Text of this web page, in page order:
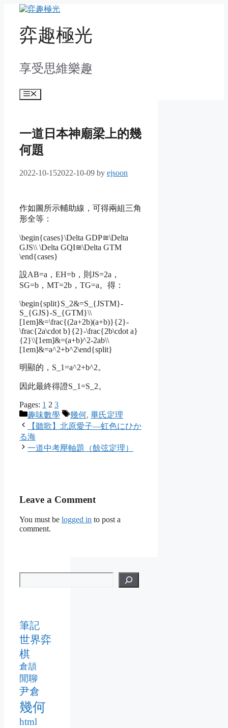
content弈趣極光
享受思維樂趣
Menu
一道日本神廟梁上的幾
何題
2022-10-152022-10-09 by ejsoon
作如圖所示輔助線，可得兩組三角
形全等：
\begin{cases}\Delta GDP≅\Delta
GJS\\ \Delta GQI≅\Delta GTM
\end{cases}
設AB=a，EH=b，則JS=2a，
SG=b，MT=2b，TG=a。得：
\begin{split}S_2&=S_{JSTM}-
S_{GJS}-S_{GTM}\\
[1em]&=\frac{(2a+2b)(a+b)}{2}-
\frac{2a\cdot b}{2}-\frac{2b\cdot a}
{2}\\[1em]&=(a+b)^2-2ab\\
[1em]&=a^2+b^2\end{split}
明顯的， S_1=a^2+b^2。
因此最終得證S_1=S_2。
Pages: 1 2 3
Categories
趣味數學 Tags
幾何, 畢氏定理
【聽歌】北原愛子—虹色にひか
る海
一道中考壓軸題（餘弦定理）
Leave a Comment
You must be logged in to post a
comment.
筆記
世界弈
棋
倉頡
閒聊
尹倉
幾何
html